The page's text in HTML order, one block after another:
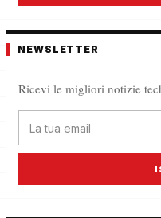
NEWSLETTER
Ricevi le migliori notizie